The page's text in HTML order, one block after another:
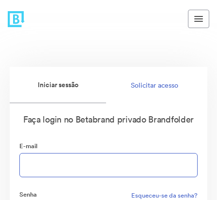
Iniciar sessão Solicitar acesso
Faça login no Betabrand privado Brandfolder
E-mail
Senha Esqueceu-se da senha?